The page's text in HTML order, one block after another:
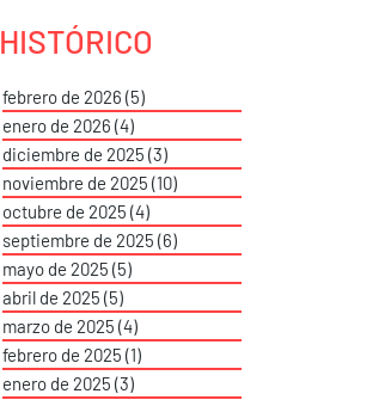
HISTÓRICO
febrero de 2026 (5)
enero de 2026 (4)
diciembre de 2025 (3)
noviembre de 2025 (10)
octubre de 2025 (4)
septiembre de 2025 (6)
mayo de 2025 (5)
abril de 2025 (5)
marzo de 2025 (4)
febrero de 2025 (1)
enero de 2025 (3)